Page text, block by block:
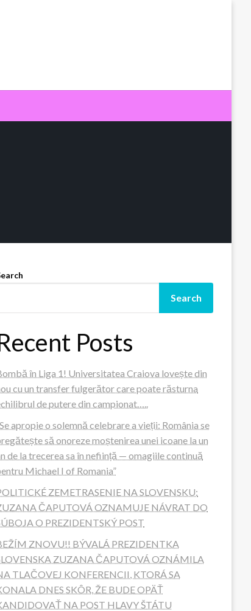
Search
Posts
în Liga 1! Universitatea Craiova lovește din
cu un transfer fulgerător care poate răsturna
de putere din campionat…..
apropie o solemnă celebrare a vieții: România se
să onoreze moștenirea unei icoane la un
de la trecerea sa în neființă — omagiile continuă
Michael I of Romania”
ZEMETRASENIE NA SLOVENSKU:
ČAPUTOVÁ OZNAMUJE NÁVRAT DO
O PREZIDENTSKÝ POST
ZNOVU!! BÝVALÁ PREZIDENTKA
ZUZANA ČAPUTOVÁ OZNÁMILA
TLAČOVEJ KONFERENCII, KTORÁ SA
DNES SKÔR, ŽE BUDE OPÄŤ
NA POST HLAVY ŠTÁTU